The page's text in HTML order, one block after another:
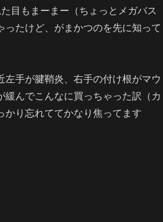
目もまーまー（ちょっとメガバス
たけど、がまかつのを先に知って
手が腱鞘炎、右手の付け根がマウ
んでこんなに買っちゃった訳（カ
かり忘れててかなり焦ってます